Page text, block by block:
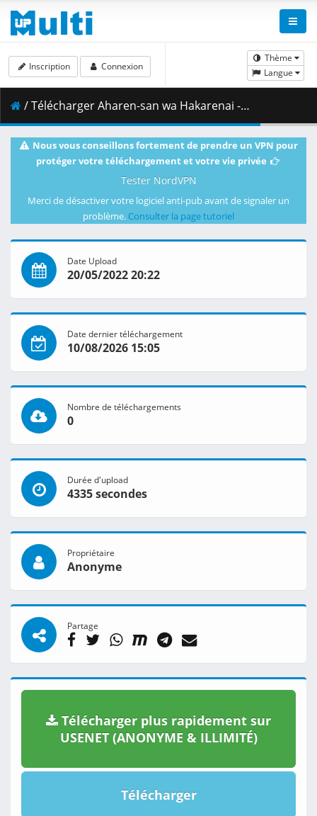
Thème
Langue
Inscription Connexion
/ Télécharger Aharen-san wa Hakarenai - 08 - 1080p WEB HEVC -NanDesuKa (B-Global).mkv.002 ( 329.60 MB )
Nous vous conseillons fortement de prendre un VPN pour
protéger votre téléchargement et votre vie privée
Tester NordVPN
Merci de désactiver votre logiciel anti-pub avant de signaler un
problème. Consulter la page tutoriel
Date Upload
20/05/2022 20:22
Date dernier téléchargement
10/08/2026 15:05
Nombre de téléchargements
0
Durée d'upload
4335 secondes
Propriétaire
Anonyme
Partage
Télécharger plus rapidement sur
USENET (ANONYME & ILLIMITÉ)
Télécharger